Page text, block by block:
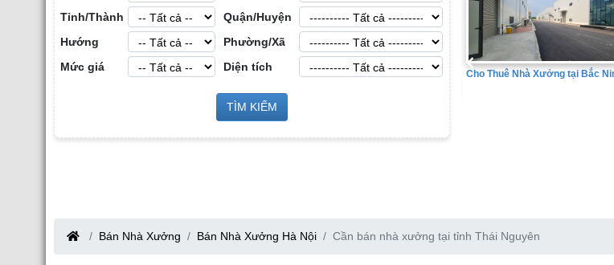
Tỉnh/Thành
Quận/Huyện
Hướng
Phường/Xã
Mức giá
Diện tích
TÌM KIẾM
Sàn Môi Giới Bất Động Sản Công
Cho Thuê Nhà Xưởng tại Hưng Yên
Cho Thuê Nhà Xưởng tại Bắc Ninh
Bán Nhà Xưởng Bán Nhà Xưởng Hà Nội Cần bán nhà xưởng tại tỉnh Thái Nguyên